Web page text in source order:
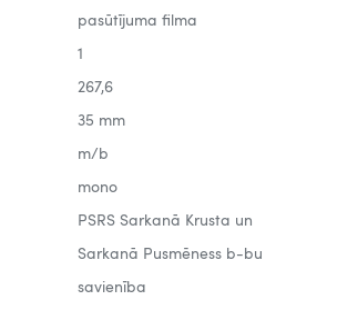
pasūtījuma filma
1
267,6
35 mm
m/b
mono
PSRS Sarkanā Krusta un
Sarkanā Pusmēness b-bu
savienība